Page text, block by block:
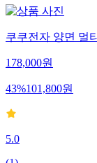
쿠쿠전자 양면 멀
178,000원
43%101,800원
5.0